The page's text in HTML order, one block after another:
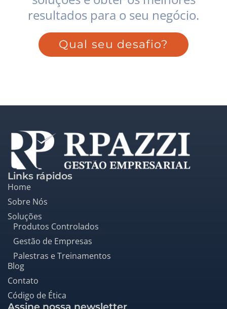
resultados para o seu negócio.
Qual seu desafio?
Links rápidos
Home
Sobre Nós
Soluções
Produtos Controlados
Gestão de Empresas
Palestras e Treinamentos
Blog
Contato
Código de Ética
Assine nossa newsletter